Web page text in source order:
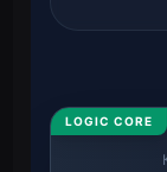
LOGIC CORE